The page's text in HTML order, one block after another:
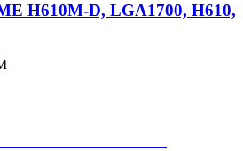
H610M-D, LGA1700, H610,